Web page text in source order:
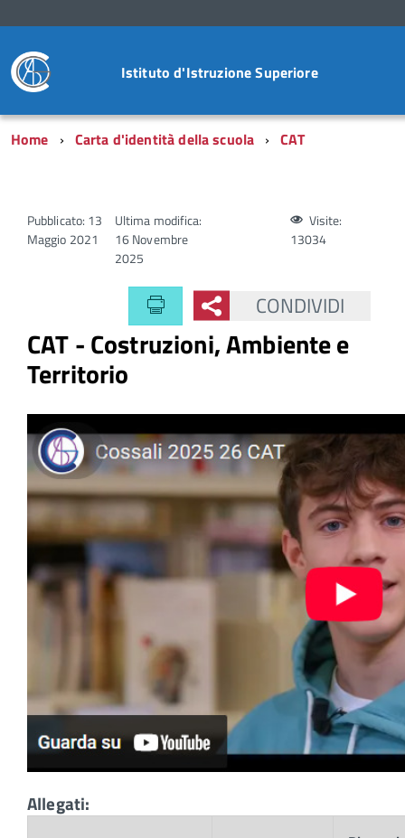
Istituto d'Istruzione Superiore
Home Carta d'identità della scuola CAT
Pubblicato: 13
Maggio 2021
Ultima modifica:
16 Novembre
2025
Visite:
13034
CONDIVIDI
CAT - Costruzioni, Ambiente e
Territorio
Allegati: